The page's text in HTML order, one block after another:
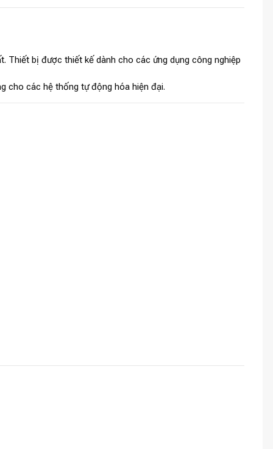
Thiết bị được thiết kế dành cho các ứng dụng công nghiệp
cho các hệ thống tự động hóa hiện đại.